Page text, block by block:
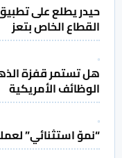
حيدر يطلع على
القطاع الخاص بتعز
هل تستمر قفزة
الوظائف الأمريكية
“نموّ استثنائي”